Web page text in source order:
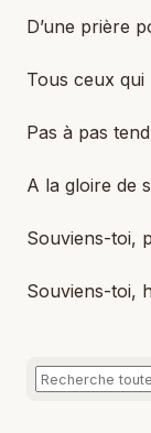
D’une prière
Tous ceux
Pas à pas
A la gloire de
Souviens-toi,
Souviens-toi,